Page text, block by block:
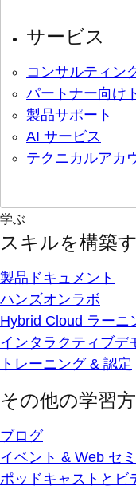
サービス
コンサルティン
パートナー向け
製品サポート
AI サービス
テクニカルアカ
学ぶ
スキルを構築
製品ドキュメント
ハンズオンラボ
Hybrid Cloud ラーニ
インタラクティブデ
トレーニング & 認定
その他の学習
ブログ
イベント & Web セ
ポッドキャストとビ